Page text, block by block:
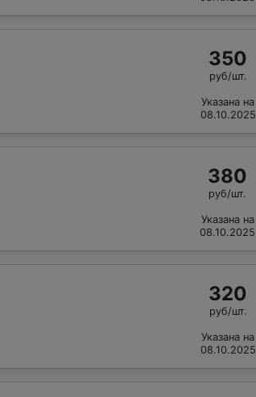
350
руб/шт.
Указана на
08.10.2025
380
руб/шт.
Указана на
08.10.2025
320
руб/шт.
Указана на
08.10.2025